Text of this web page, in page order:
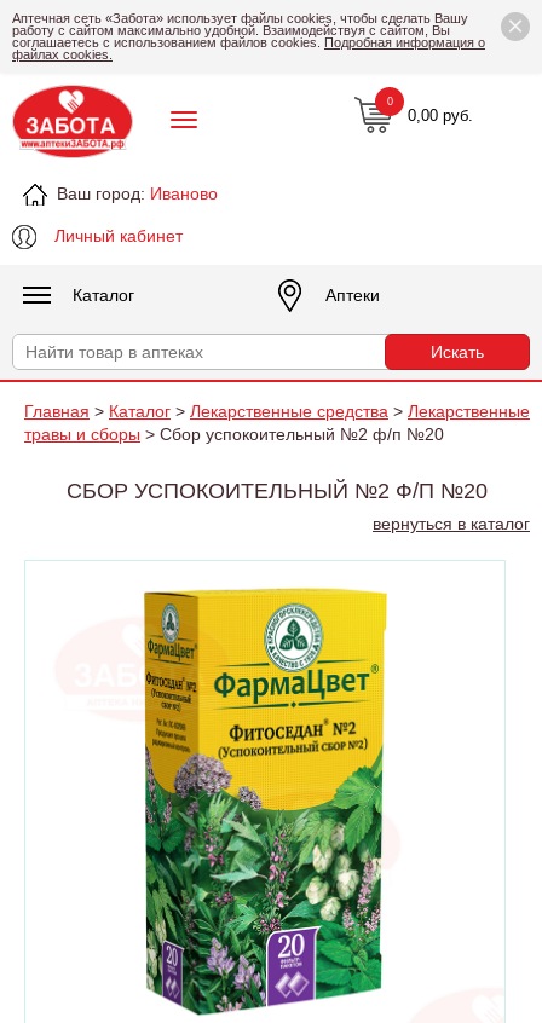
×
Аптечная сеть «Забота» использует файлы cookies, чтобы сделать Вашу
работу с сайтом максимально удобной. Взаимодействуя с сайтом, Вы
соглашаетесь с использованием файлов cookies. Подробная информация о
файлах cookies.
Ваш город: Иваново
Личный кабинет
0,00 руб.
0
Каталог Аптеки
Главная > Каталог > Лекарственные средства > Лекарственные
травы и сборы > Сбор успокоительный №2 ф/п №20
СБОР УСПОКОИТЕЛЬНЫЙ №2 Ф/П №20
вернуться в каталог